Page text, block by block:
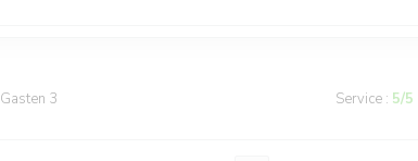
3 Service : 5/5